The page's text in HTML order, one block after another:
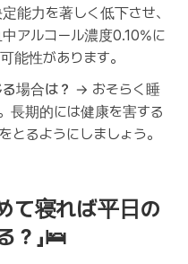
能力を著しく低下させ、
アルコール濃度0.10%に
能性があります。
場合は？ → おそらく睡
長期的には健康を害する
るようにしましょう。
て寝れば平日の
？」🛌